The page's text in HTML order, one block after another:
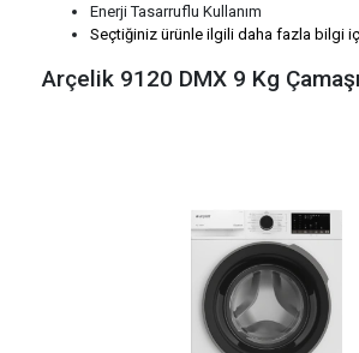
Enerji Tasarruflu Kullanım
Seçtiğiniz ürünle ilgili daha fazla bilgi
Arçelik 9120 DMX 9 Kg